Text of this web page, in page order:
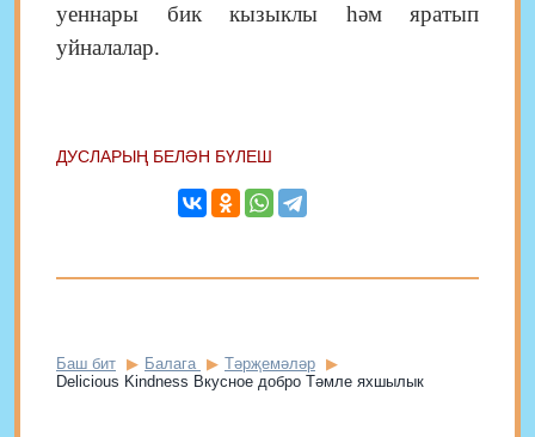
уеннары бик кызыклы һәм яратып
уйналалар.
ДУСЛАРЫҢ БЕЛӘН БҮЛЕШ
Баш бит Балага
Тәрҗемәләр
Delicious Kindness Вкусное добро Тәмле яхшылык